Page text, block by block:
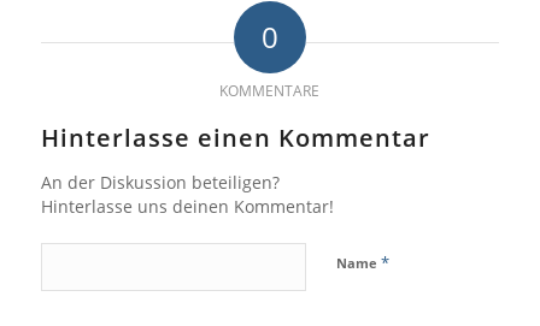
0
KOMMENTARE
Hinterlasse einen Kommentar
An der Diskussion beteiligen?
Hinterlasse uns deinen Kommentar!
Name *